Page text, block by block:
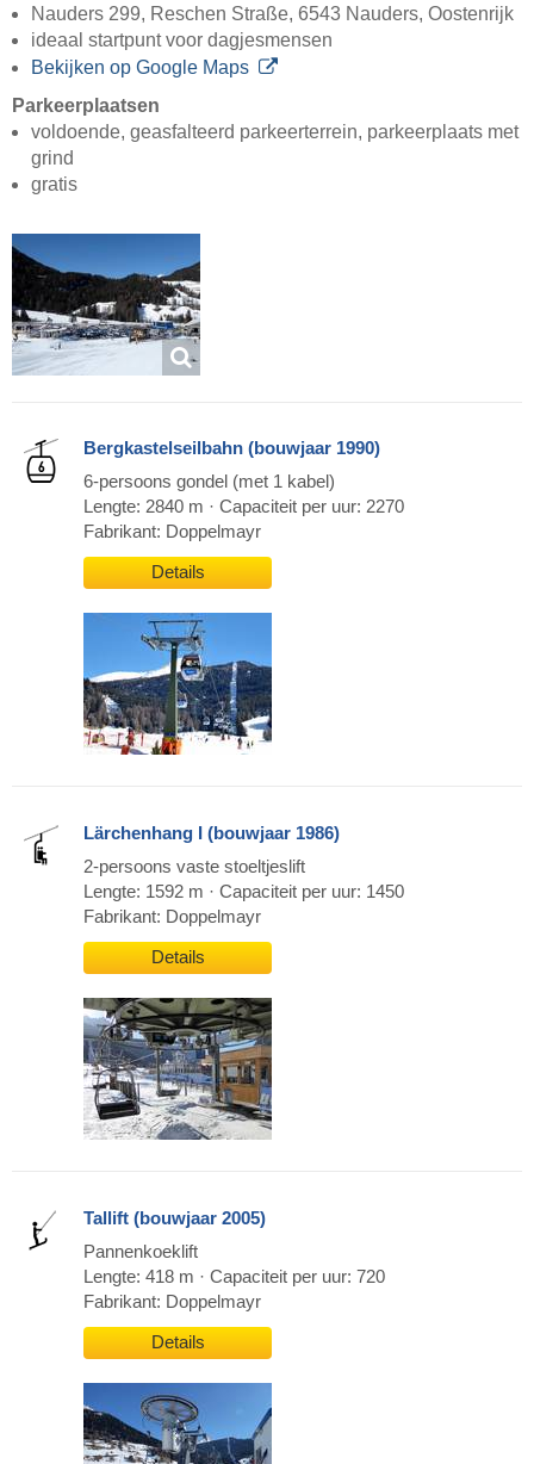
Nauders 299, Reschen Straße, 6543 Nauders, Oostenrijk
ideaal startpunt voor dagjesmensen
Bekijken op Google Maps
Parkeerplaatsen
voldoende, geasfalteerd parkeerterrein, parkeerplaats met
grind
gratis
Bergkastelseilbahn (bouwjaar 1990)
6-persoons gondel (met 1 kabel)
Lengte: 2840 m · Capaciteit per uur: 2270
Fabrikant: Doppelmayr
Details
Lärchenhang I (bouwjaar 1986)
2-persoons vaste stoeltjeslift
Lengte: 1592 m · Capaciteit per uur: 1450
Fabrikant: Doppelmayr
Details
Tallift (bouwjaar 2005)
Pannenkoeklift
Lengte: 418 m · Capaciteit per uur: 720
Fabrikant: Doppelmayr
Details